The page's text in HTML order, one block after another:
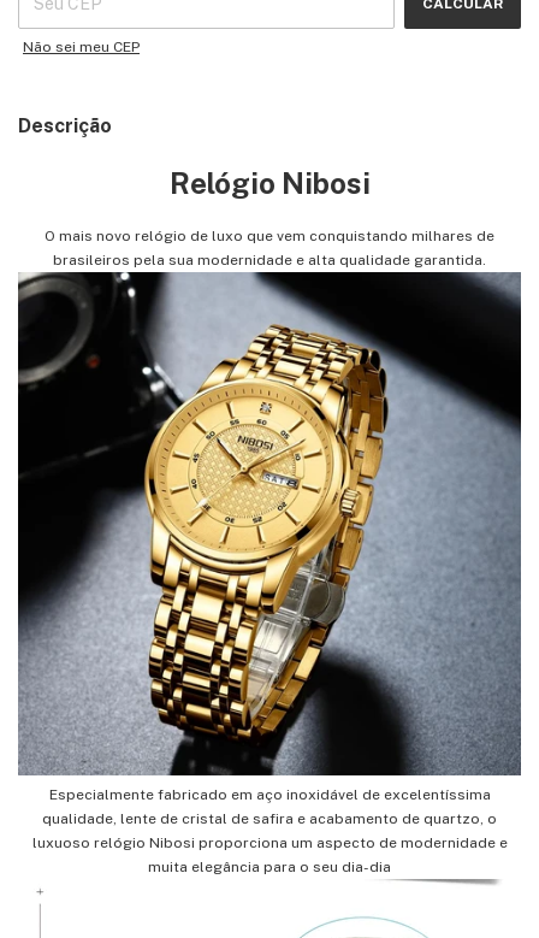
Não sei meu CEP
Descrição
Relógio Nibosi
O mais novo relógio de luxo que vem conquistando milhares de
brasileiros pela sua modernidade e alta qualidade garantida.
Especialmente fabricado em aço inoxidável de excelentíssima
qualidade, lente de cristal de safira e acabamento de quartzo, o
luxuoso relógio Nibosi proporciona um aspecto de modernidade e
muita elegância para o seu dia-dia